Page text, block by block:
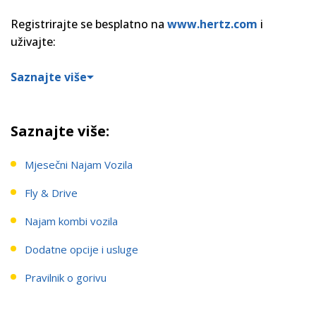
Registrirajte se besplatno na www.hertz.com i
uživajte:
Saznajte više
Saznajte više:
Mjesečni Najam Vozila
Fly & Drive
Najam kombi vozila
Dodatne opcije i usluge
Pravilnik o gorivu